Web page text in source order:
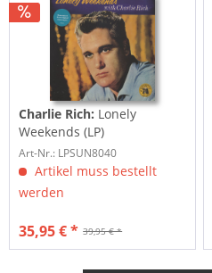
Charlie Rich: Lonely
Weekends (LP)
Art-Nr.: LPSUN8040
Artikel muss bestellt
werden
39,95 € *
35,95 € *